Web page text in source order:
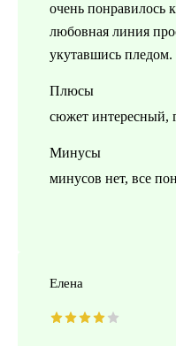
очень понравилось
любовная линия
укутавшись
Плюсы
сюжет интересный,
Минусы
минусов нет, все
Елена